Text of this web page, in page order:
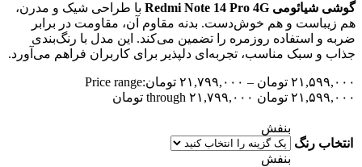
گوشی شیائومی Redmi Note 14 Pro 4G
با طراحی شیک و مدرن،
هم زیباست و هم خوش‌دست. بدنه مقاوم آن، مقاومت در برابر
ضربه و استفاده روزمره را تضمین می‌کند. این مدل با رنگ‌بندی
جذاب و سبک مناسب، تجربه‌ای دلپذیر برای کاربران فراهم می‌آورد.
۲۱,۵۹۹,۰۰۰ تومان – ۲۱,۷۹۹,۰۰۰ تومانPrice range:
۲۱,۵۹۹,۰۰۰ تومان through ۲۱,۷۹۹,۰۰۰ تومان
انتخاب رنگ
بنفش
بنفش